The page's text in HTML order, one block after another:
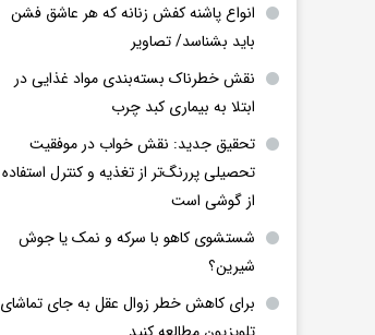
انواع پاشنه کفش زنانه که هر عاشق فشن
باید بشناسد/ تصاویر
نقش خطرناک بسته‌بندی مواد غذایی در
ابتلا به بیماری کبد چرب
تحقیق جدید: نقش خواب در موفقیت
تحصیلی پررنگ‌تر از تغذیه و کنترل استفاده
از گوشی است
شستشوی کاهو با سرکه و نمک یا جوش
شیرین؟
برای کاهش خطر زوال عقل به جای تماشای